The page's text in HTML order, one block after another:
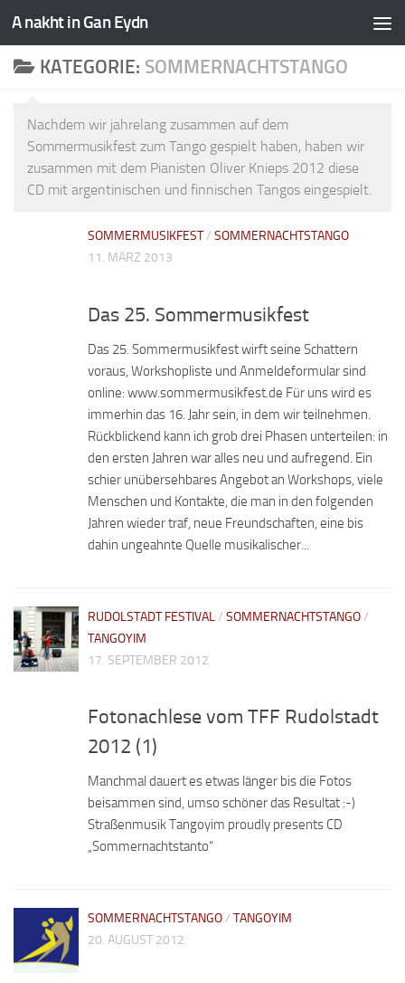
A nakht in Gan Eydn
KATEGORIE: SOMMERNACHTSTANGO
Nachdem wir jahrelang zusammen auf dem
Sommermusikfest zum Tango gespielt haben, haben wir
zusammen mit dem Pianisten Oliver Knieps 2012 diese
CD mit argentinischen und finnischen Tangos eingespielt.
SOMMERMUSIKFEST/ SOMMERNACHTSTANGO
11. MÄRZ 2013
Das 25. Sommermusikfest
Das 25. Sommermusikfest wirft seine Schattern
voraus, Workshopliste und Anmeldeformular sind
online: www.sommermusikfest.de Für uns wird es
immerhin das 16. Jahr sein, in dem wir teilnehmen.
Rückblickend kann ich grob drei Phasen unterteilen: in
den ersten Jahren war alles neu und aufregend. Ein
schier unübersehbares Angebot an Workshops, viele
Menschen und Kontakte, die man in den folgenden
Jahren wieder traf, neue Freundschaften, eine bis
dahin ungeahnte Quelle musikalischer...
RUDOLSTADT FESTIVAL/ SOMMERNACHTSTANGO/
TANGOYIM
17. SEPTEMBER 2012
Fotonachlese vom TFF Rudolstadt
2012 (1)
Manchmal dauert es etwas länger bis die Fotos
beisammen sind, umso schöner das Resultat :-)
Straßenmusik Tangoyim proudly presents CD
„Sommernachtstanto“
SOMMERNACHTSTANGO/ TANGOYIM
20. AUGUST 2012